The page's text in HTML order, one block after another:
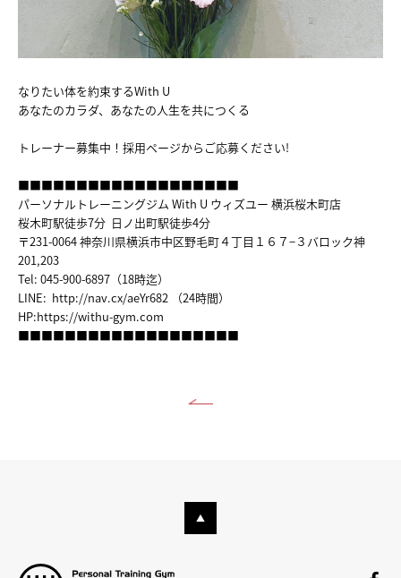
MENU&PRICE
RECRUIT
ACCESS
COUNSELING&CONTTACT
なりたい体を約束するWith U
あなたのカラダ、あなたの人生を共につくる
トレーナー募集中！採用ページからご応募ください!
■■■■■■■■■■■■■■■■■■■
パーソナルトレーニングジム With U ウィズユー 横浜桜木町店
桜木町駅徒歩7分 日ノ出町駅徒歩4分
〒231-0064 神奈川県横浜市中区野毛町４丁目１６７−３バロック神
201,203
Tel: 045-900-6897（18時迄）
LINE: http://nav.cx/aeYr682 （24時間）
HP:https://withu-gym.com
■■■■■■■■■■■■■■■■■■■